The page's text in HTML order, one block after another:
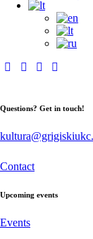
Questions? Get in touch!
Contact
Upcoming events
Events